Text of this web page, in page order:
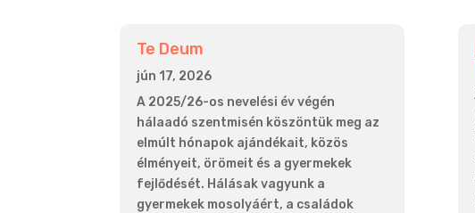
Te Deum
jún 17, 2026
A 2025/26-os nevelési év végén
hálaadó szentmisén köszöntük meg az
elmúlt hónapok ajándékait, közös
élményeit, örömeit és a gyermekek
fejlődését. Hálásak vagyunk a
gyermekek mosolyáért, a családok